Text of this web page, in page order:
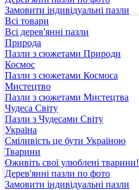
Замовити індивідуальні пазли
Всі товари
Всі дерев'янні пазли
Природа
Пазли з сюжетами Природи
Космос
Пазли з сюжетами Космоса
Мистецтво
Пазли з сюжетами Мистецтва
Чудеса Світу
Пазли з Чудесами Світу
Україна
Сміливість це бути Україною
Тварини
Оживіть свої улюблені тварини!
Дерев'янні пазли по фото
Замовити індивідуальні пазли